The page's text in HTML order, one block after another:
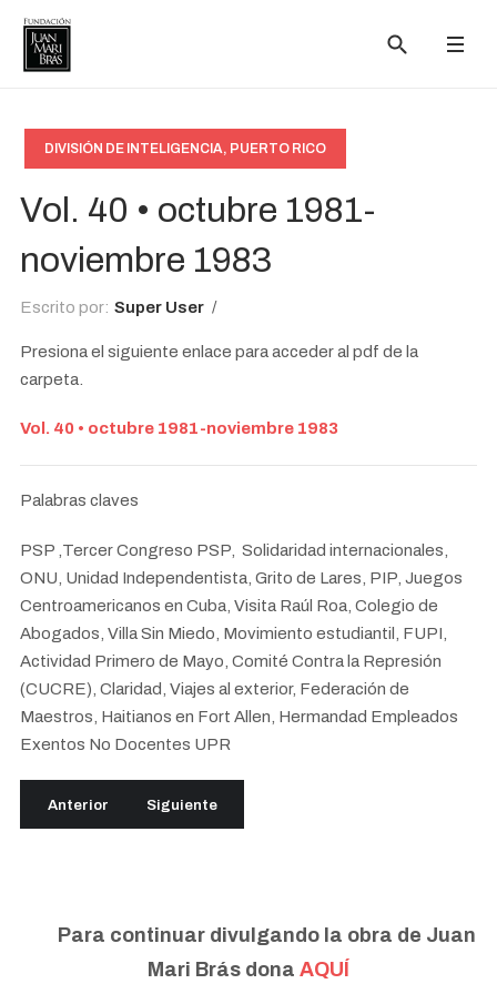
DIVISIÓN DE INTELIGENCIA, PUERTO RICO
Vol. 40 • octubre 1981-
noviembre 1983
Escrito por: Super User
Presiona el siguiente enlace para acceder al pdf de la
carpeta.
Vol. 40 • octubre 1981-noviembre 1983
Palabras claves
PSP ,Tercer Congreso PSP, Solidaridad internacionales,
ONU, Unidad Independentista, Grito de Lares, PIP, Juegos
Centroamericanos en Cuba, Visita Raúl Roa, Colegio de
Abogados, Villa Sin Miedo, Movimiento estudiantil, FUPI,
Actividad Primero de Mayo, Comité Contra la Represión
(CUCRE), Claridad, Viajes al exterior, Federación de
Maestros, Haitianos en Fort Allen, Hermandad Empleados
Exentos No Docentes UPR
Artículo anterior: Vol. 42 • abril-diciembre 1985
Anterior Artículo siguiente: Vol. 39 • diciembre 1980-
Siguiente
Para continuar divulgando la obra de Juan
Mari Brás dona AQUÍ